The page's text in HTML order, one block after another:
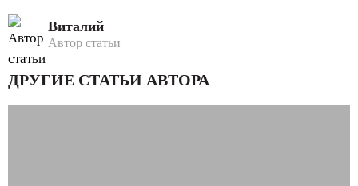
Виталий
Автор статьи
ДРУГИЕ СТАТЬИ АВТОРА